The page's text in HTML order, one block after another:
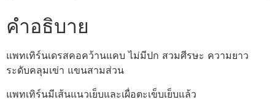
คำอธิบาย
แพทเทิร์นเดรสคอคว้านแคบ ไม่มีปก สวมศีรษะ ความยาว
ระดับคลุมเข่า แขนสามส่วน
แพทเทิร์นมีเส้นแนวเย็บและเผื่อตะเข็บเย็บแล้ว